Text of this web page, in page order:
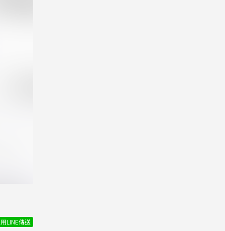
用LINE傳送